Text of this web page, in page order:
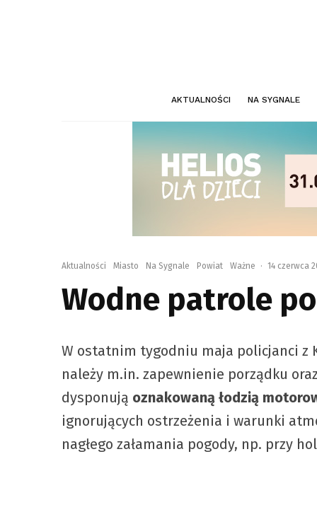
AKTUALNOŚCI NA SYGNALE
Aktualności Miasto Na Sygnale Powiat Ważne · 14 czerwca
Wodne patrole
W ostatnim tygodniu maja policjanci z
należy m.in. zapewnienie porządku
dysponują oznakowaną łodzią
ignorujących ostrzeżenia i warunki
nagłego załamania pogody, np. przy